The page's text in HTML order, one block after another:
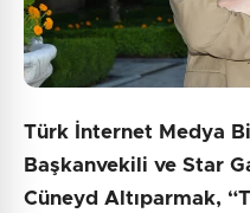
Türk İnternet Medya
Başkanvekili ve Star
Cüneyd Altıparmak,